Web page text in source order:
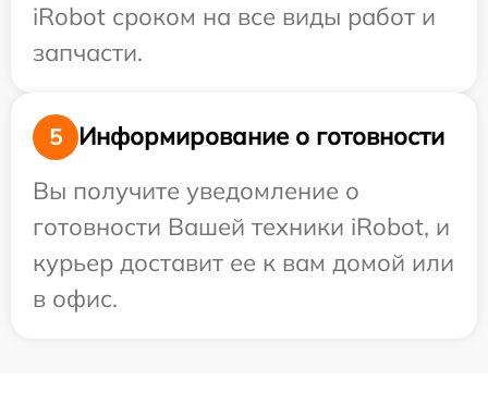
iRobot сроком на все виды работ и
запчасти.
5
Информирование о готовности
Вы получите уведомление о
готовности Вашей техники iRobot, и
курьер доставит ее к вам домой или
в офис.